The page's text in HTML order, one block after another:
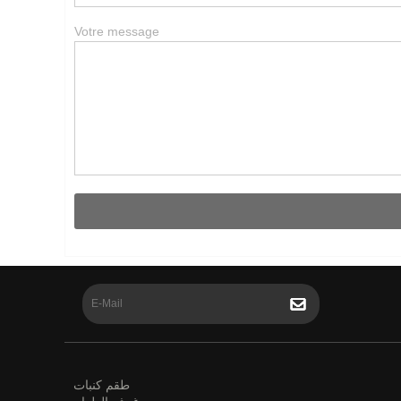
Votre message
طقم كنبات